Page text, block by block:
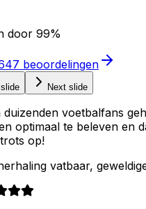
door 99%
beoordelingen
Next slide
duizenden voetbalfans
optimaal te beleven en
op!
vatbaar,